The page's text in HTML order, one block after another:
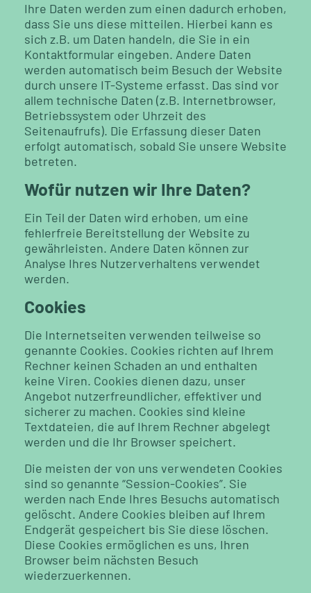
Ihre Daten werden zum einen dadurch erhoben,
dass Sie uns diese mitteilen. Hierbei kann es
sich z.B. um Daten handeln, die Sie in ein
Kontaktformular eingeben. Andere Daten
werden automatisch beim Besuch der Website
durch unsere IT-Systeme erfasst. Das sind vor
allem technische Daten (z.B. Internetbrowser,
Betriebssystem oder Uhrzeit des
Seitenaufrufs). Die Erfassung dieser Daten
erfolgt automatisch, sobald Sie unsere Website
betreten.
Wofür nutzen wir Ihre Daten?
Ein Teil der Daten wird erhoben, um eine
fehlerfreie Bereitstellung der Website zu
gewährleisten. Andere Daten können zur
Analyse Ihres Nutzerverhaltens verwendet
werden.
Cookies
Die Internetseiten verwenden teilweise so
genannte Cookies. Cookies richten auf Ihrem
Rechner keinen Schaden an und enthalten
keine Viren. Cookies dienen dazu, unser
Angebot nutzerfreundlicher, effektiver und
sicherer zu machen. Cookies sind kleine
Textdateien, die auf Ihrem Rechner abgelegt
werden und die Ihr Browser speichert.
Die meisten der von uns verwendeten Cookies
sind so genannte “Session-Cookies”. Sie
werden nach Ende Ihres Besuchs automatisch
gelöscht. Andere Cookies bleiben auf Ihrem
Endgerät gespeichert bis Sie diese löschen.
Diese Cookies ermöglichen es uns, Ihren
Browser beim nächsten Besuch
wiederzuerkennen.